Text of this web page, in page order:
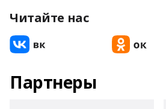
Читайте нас
Партнеры